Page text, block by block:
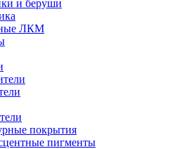
и беруши
ЛКМ
покрытия
пигменты